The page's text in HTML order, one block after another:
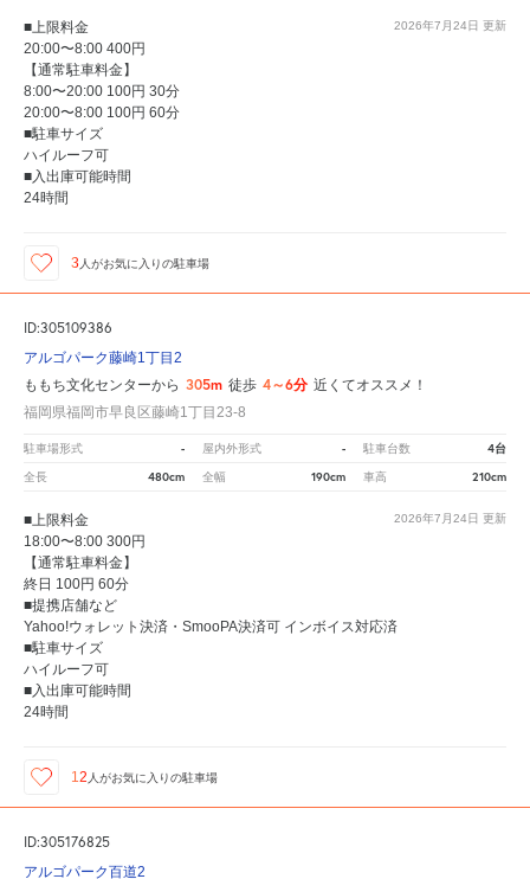
2026年7月24日 更新
■上限料金
20:00〜8:00 400円
【通常駐車料金】
8:00〜20:00 100円 30分
20:00〜8:00 100円 60分
■駐車サイズ
ハイルーフ可
■入出庫可能時間
24時間
3 人がお気に入りの駐車場
ID:305109386
アルゴパーク藤崎1丁目2
ももち文化センターから 305m 徒歩 4～6分 近くてオススメ！
福岡県福岡市早良区藤崎1丁目23-8
駐車場形式 - 屋内外形式 - 駐車台数 4台
全長 480cm 全幅 190cm 車高 210cm
2026年7月24日 更新
■上限料金
18:00〜8:00 300円
【通常駐車料金】
終日 100円 60分
■提携店舗など
Yahoo!ウォレット決済・SmooPA決済可 インボイス対応済
■駐車サイズ
ハイルーフ可
■入出庫可能時間
24時間
12 人がお気に入りの駐車場
ID:305176825
アルゴパーク百道2